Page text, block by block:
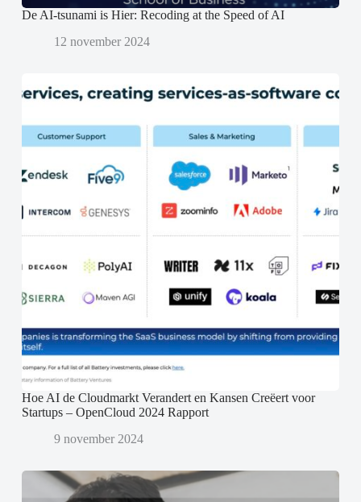
De AI-tsunami is Hier: Recoding at the Speed of AI
12 november 2024
Hoe AI de Cloudmarkt Verandert en Kansen Creëert voor
Startups – OpenCloud 2024 Rapport
9 november 2024